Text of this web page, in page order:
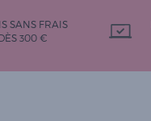
SANS FRAIS
300 €